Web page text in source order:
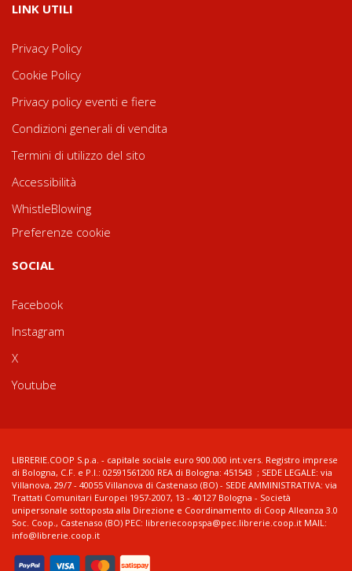
LINK UTILI
Privacy Policy
Cookie Policy
Privacy policy eventi e fiere
Condizioni generali di vendita
Termini di utilizzo del sito
Accessibilità
WhistleBlowing
Preferenze cookie
SOCIAL
Facebook
Instagram
X
Youtube
LIBRERIE.COOP S.p.a. - capitale sociale euro 900.000 int.vers. Registro imprese
di Bologna, C.F. e P.I.: 02591561200 REA di Bologna: 451543 ; SEDE LEGALE: via
Villanova, 29/7 - 40055 Villanova di Castenaso (BO) - SEDE AMMINISTRATIVA: via
Trattati Comunitari Europei 1957-2007, 13 - 40127 Bologna - Società
unipersonale sottoposta alla Direzione e Coordinamento di Coop Alleanza 3.0
Soc. Coop., Castenaso (BO) PEC: libreriecoopspa@pec.librerie.coop.it MAIL:
info@librerie.coop.it